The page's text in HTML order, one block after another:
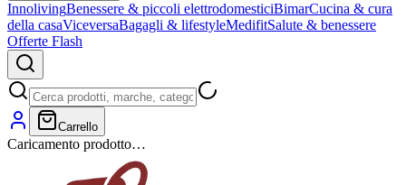
InnolivingBenessere & piccoli elettrodomesticiBimarCucina & cura
della casaViceversaBagagli & lifestyleMedifitSalute & benessere
Offerte Flash
Carrello
Caricamento prodotto…